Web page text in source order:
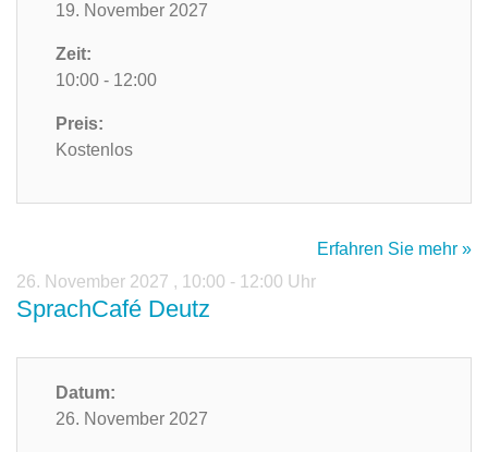
19. November 2027
Zeit:
10:00 - 12:00
Preis:
Kostenlos
Erfahren Sie mehr »
26. November 2027 , 10:00 - 12:00 Uhr
SprachCafé Deutz
Datum:
26. November 2027